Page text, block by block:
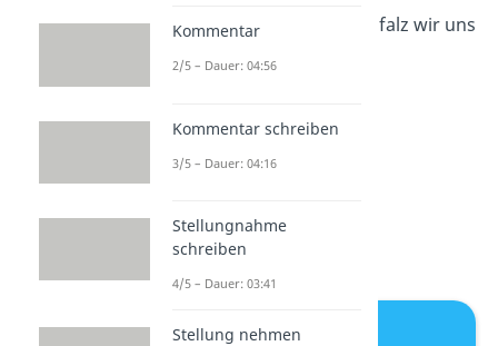
Hauste Rheinland, Pfalz wir uns
nicht wiedersehen
Auf Wiesbaden
Wiedersehn-Platte
Kommentar
2/5 – Dauer: 04:56
Kommentar schreiben
3/5 – Dauer: 04:16
Stellungnahme
schreiben
4/5 – Dauer: 03:41
Stellung nehmen